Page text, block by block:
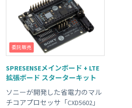
#NTTドコモ網 対応商品
#plan01s #IoTレシピ
#スターターキット商品
#ボタン #planX1
#ゲートウェイ #plan-DU
#KDDI網 対応商品 #plan-D
#GPS Clear All
委託販売
SPRESENSEメインボード + LTE
拡張ボード スターターキット
ソニーが開発した省電力のマル
チコアプロセッサ「CXD5602」